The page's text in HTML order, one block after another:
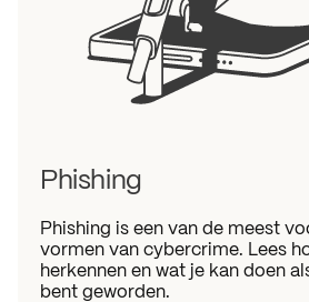
Phishing
Phishing is een van de meest
vormen van cybercrime. Lees
herkennen en wat je kan doen
bent geworden.